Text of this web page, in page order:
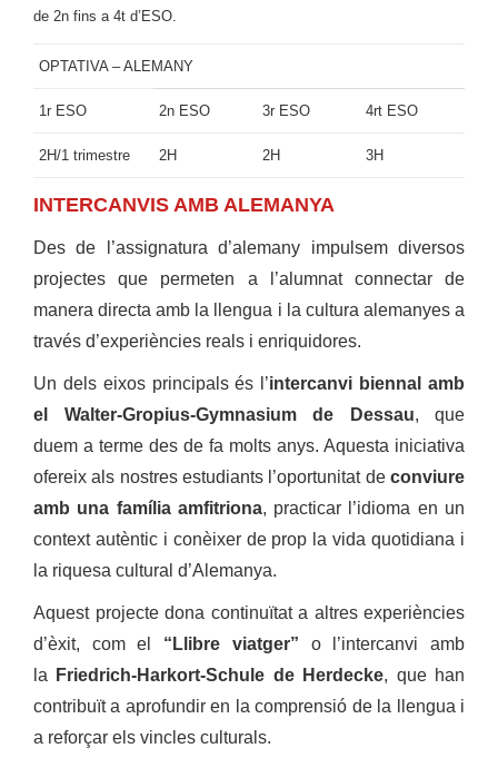
de 2n fins a 4t d’ESO.
OPTATIVA – ALEMANY
1r ESO 2n ESO 3r ESO 4rt ESO
2H/1 trimestre 2H 2H 3H
INTERCANVIS AMB ALEMANYA
Des de l’assignatura d’alemany impulsem diversos
projectes que permeten a l’alumnat connectar de
manera directa amb la llengua i la cultura alemanyes a
través d’experiències reals i enriquidores.
Un dels eixos principals és l’intercanvi biennal amb
el Walter-Gropius-Gymnasium de Dessau, que
duem a terme des de fa molts anys. Aquesta iniciativa
ofereix als nostres estudiants l’oportunitat de conviure
amb una família amfitriona, practicar l’idioma en un
context autèntic i conèixer de prop la vida quotidiana i
la riquesa cultural d’Alemanya.
Aquest projecte dona continuïtat a altres experiències
d’èxit, com el “Llibre viatger” o l’intercanvi amb
la
Friedrich-Harkort-Schule de Herdecke, que han
contribuït a aprofundir en la comprensió de la llengua i
a reforçar els vincles culturals.